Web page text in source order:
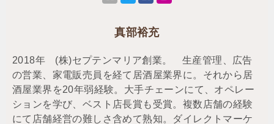
真部裕充
2018年 (株)セプテンマリア創業。 生産管理、広告
の営業、家電販売員を経て居酒屋業界に。それから居
酒屋業界を20年弱経験。大手チェーンにて、オペレー
ションを学び、ベスト店長賞も受賞。複数店舗の経験
にて店舗経営の難しさ含めて熟知。ダイレクトマーケ